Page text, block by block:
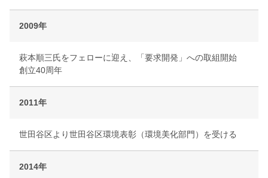
2009年
萩本順三氏をフェローに迎え、「要求開発」への取組開始
創立40周年
2011年
世田谷区より世田谷区環境表彰（環境美化部門）を受ける
2014年